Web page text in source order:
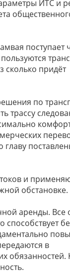
ИТС и
придёт
по
трассу
главу
и
обстановке.
аренды. Все
в
обязанностей.